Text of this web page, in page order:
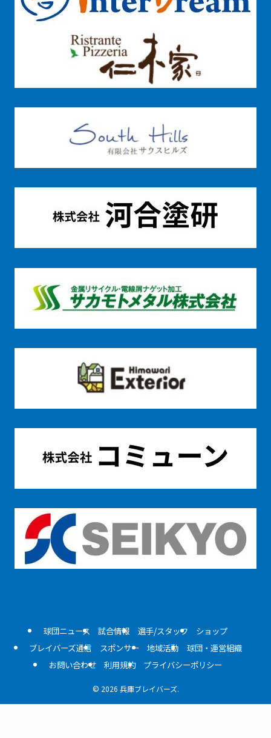
球団ニュース 試合情報 選手/スタッフ
ショップ
ブレイバーズ通信
スポンサー 地域活動
球団・運営組織
お問い合わせ
利用規約 プライバシーポリシー
© 2026 兵庫ブレイバーズ.